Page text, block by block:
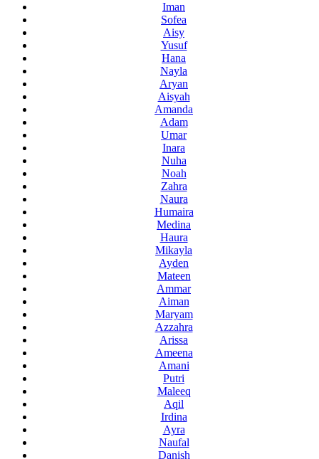
Iman
Sofea
Aisy
Yusuf
Hana
Nayla
Aryan
Aisyah
Amanda
Adam
Umar
Inara
Nuha
Noah
Zahra
Naura
Humaira
Medina
Haura
Mikayla
Ayden
Mateen
Ammar
Aiman
Maryam
Azzahra
Arissa
Ameena
Amani
Putri
Maleeq
Aqil
Irdina
Ayra
Naufal
Danish